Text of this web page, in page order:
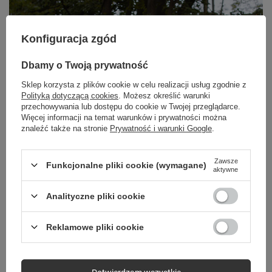
Konfiguracja zgód
Dbamy o Twoją prywatność
Sklep korzysta z plików cookie w celu realizacji usług zgodnie z
Polityką dotyczącą cookies . Możesz określić warunki
przechowywania lub dostępu do cookie w Twojej przeglądarce.
Więcej informacji na temat warunków i prywatności można
znaleźć także na stronie Prywatność i warunki Google
Funkcjonalne pliki cookie (wymagane)
Zawsze
aktywne
Analityczne pliki cookie
Reklamowe pliki cookie